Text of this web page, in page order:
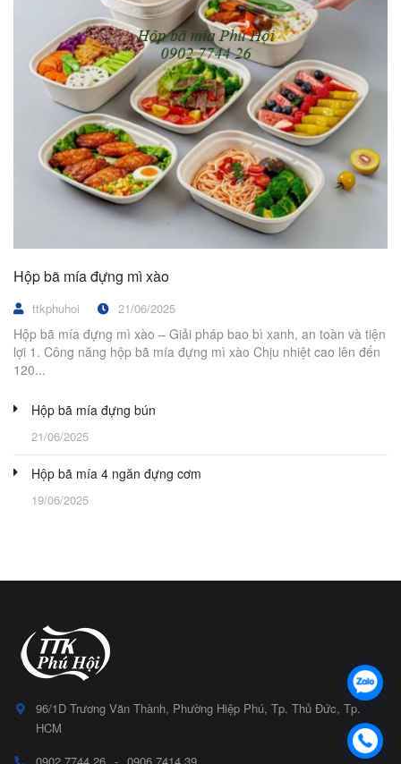
Hộp bã mía đựng mì xào
ttkphuhoi 21/06/2025
Hộp bã mía đựng mì xào – Giải pháp bao bì xanh, an toàn và tiện
lợi 1. Công năng hộp bã mía đựng mì xào Chịu nhiệt cao lên đến
120...
Hộp bã mía đựng bún
21/06/2025
Hộp bã mía 4 ngăn đựng cơm
19/06/2025
96/1D Trương Văn Thành, Phường Hiệp Phú, Tp. Thủ Đức, Tp.
HCM